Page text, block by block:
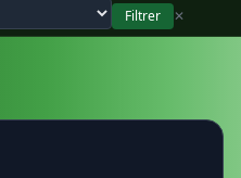
Filtrer
✕